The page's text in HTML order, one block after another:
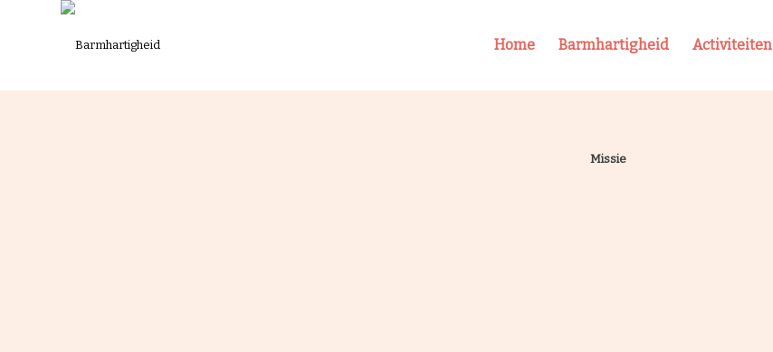
Home Barmhartigheid Activiteiten
Missie